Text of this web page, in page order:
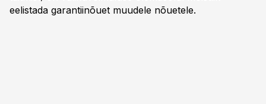
eelistada garantiinõuet muudele nõuetele.